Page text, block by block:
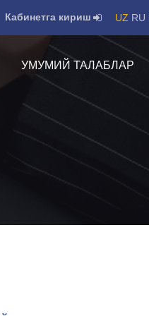
Кабинетга кириш UZ RU
УМУМИЙ ТАЛАБЛАР